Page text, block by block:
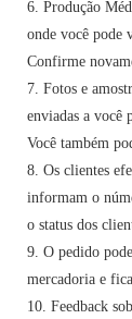
6. Produção
onde você pode
Confirme
7. Fotos e
enviadas a você
Você também
8. Os clientes
informam o
o status dos
9. O pedido
mercadoria e
10. Feedback